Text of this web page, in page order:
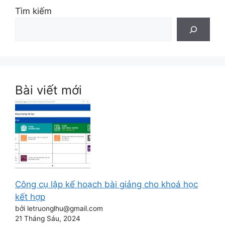
Tìm kiếm
Bài viết mới
Công cụ lập kế hoạch bài giảng cho khoá học
kết hợp
bởi letruonglhu@gmail.com
21 Tháng Sáu, 2024